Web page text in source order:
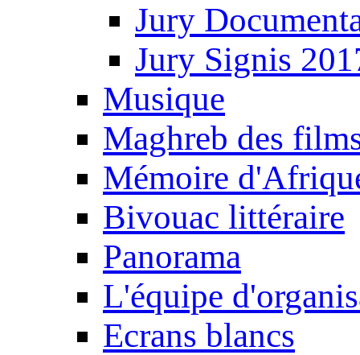
Jury
Jury Signis
Musique
Maghreb des
Mémoire
Bivouac littéraire
Panorama
L'équipe
Ecrans blancs